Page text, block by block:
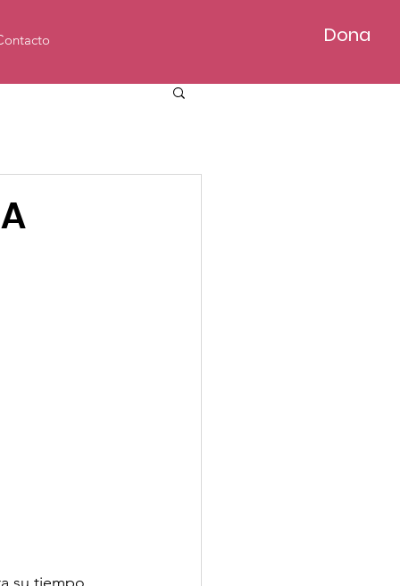
Dona